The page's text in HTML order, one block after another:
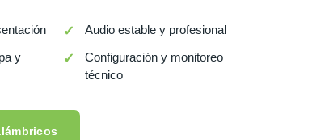
Audio estable y profesional
y
Configuración y monitoreo
técnico